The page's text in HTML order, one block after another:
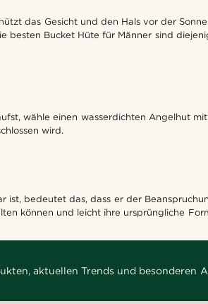
das Gesicht und den Hals vor der
Bucket Hüte für Männer sind
wähle einen wasserdichten Angelhut
wird.
bedeutet das, dass er der
können und leicht ihre ursprüngliche
aktuellen Trends und besonderen